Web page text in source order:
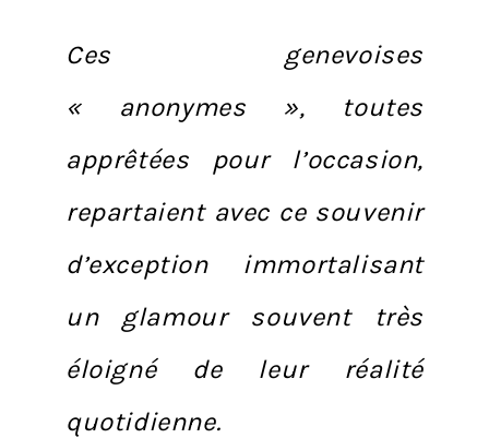
Ces genevoises
« anonymes », toutes
apprêtées pour l’occasion,
repartaient avec ce souvenir
d’exception immortalisant
un glamour souvent très
éloigné de leur réalité
quotidienne.